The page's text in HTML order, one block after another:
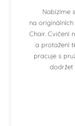
Nabízíme
na
Chair. Cvičení
a protažení
pracuje s
dodržet